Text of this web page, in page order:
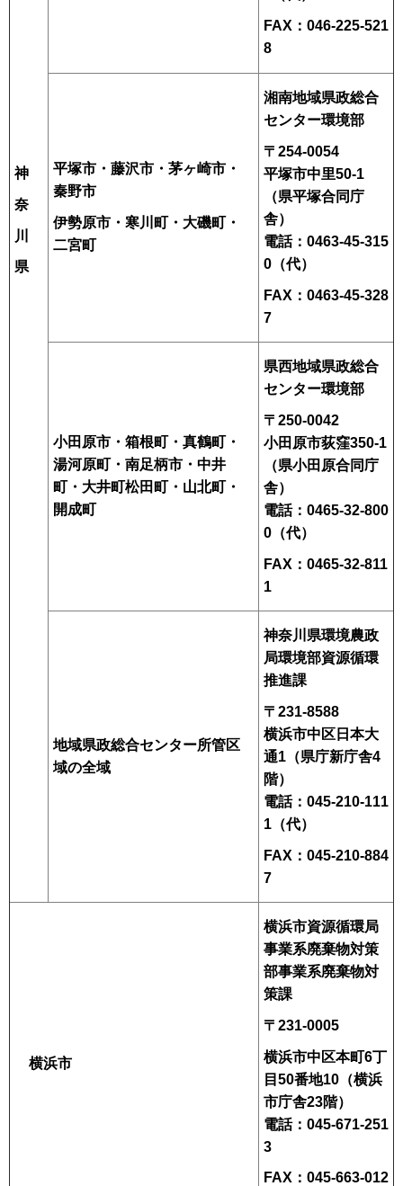
神
奈
川
県
FAX：046-225-521
8
平塚市・藤沢市・茅ヶ崎市・
秦野市
伊勢原市・寒川町・大磯町・
二宮町
湘南地域県政総合
センター環境部
〒254-0054
平塚市中里50-1
（県平塚合同庁
舎）
電話：0463-45-315
0（代）
FAX：0463-45-328
7
小田原市・箱根町・真鶴町・
湯河原町・ 南足柄市・中井
町・大井町松田町・山北町・
開成町
県西地域県政総合
センター環境部
〒250-0042
小田原市荻窪350-1
（県小田原合同庁
舎）
電話：0465-32-800
0（代）
FAX：0465-32-811
1
地域県政総合センター所管区
域の全域
神奈川県環境農政
局環境部資源循環
推進課
〒231-8588
横浜市中区日本大
通1（県庁新庁舎4
階）
電話：045-210-111
1（代）
FAX：045-210-884
7
横浜市
横浜市資源循環局
事業系廃棄物対策
部事業系廃棄物対
策課
〒231-0005
横浜市中区本町6丁
目50番地10（横浜
市庁舎23階）
電話：045-671-251
3
FAX：045-663-012